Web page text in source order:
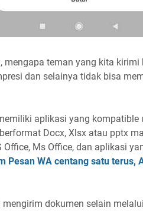
mengapa teman yang kita kirimi
dan selainya tidak bisa
aplikasi yang kompatible
Docx, Xlsx atau pptx
Office, Ms Office, dan aplikasi
Pesan WA centang satu terus,
dokumen selain